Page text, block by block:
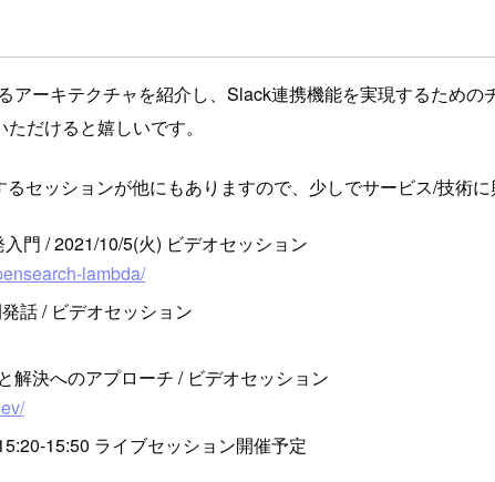
ーキテクチャを紹介し、Slack連携機能を実現するため
だけると嬉しいです。
セッションが他にもありますので、少しでサービス/技術に
門 / 2021/10/5(火) ビデオセッション
lambda/
話 / ビデオセッション
解決へのアプローチ / ビデオセッション
15:50 ライブセッション開催予定